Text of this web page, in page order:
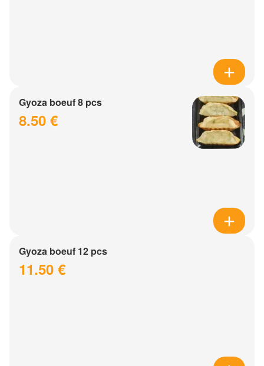
Gyoza boeuf 8 pcs
8.50 €
Gyoza boeuf 12 pcs
11.50 €